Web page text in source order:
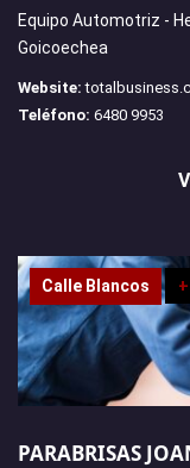
Equipo Automotriz -
Goicoechea
Website:
Teléfono: 6480 9953
Calle Blancos +
PARABRISAS